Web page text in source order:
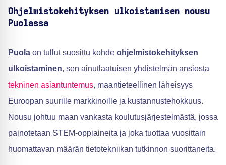
Ohjelmistokehityksen ulkoistamisen nousu
Puolassa
Puola on tullut suosittu kohde ohjelmistokehityksen
ulkoistaminen, sen ainutlaatuisen yhdistelmän ansiosta
tekninen asiantuntemus, maantieteellinen läheisyys
Euroopan suurille markkinoille ja kustannustehokkuus.
Nousu johtuu maan vankasta koulutusjärjestelmästä, jossa
painotetaan STEM-oppiaineita ja joka tuottaa vuosittain
huomattavan määrän tietotekniikan tutkinnon suorittaneita.